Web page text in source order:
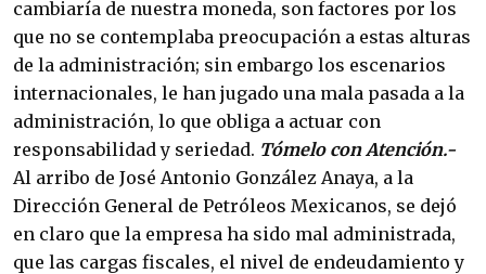
cambiaría de nuestra moneda, son factores por los
que no se contemplaba preocupación a estas alturas
de la administración; sin embargo los escenarios
internacionales, le han jugado una mala pasada a la
administración, lo que obliga a actuar con
responsabilidad y seriedad. Tómelo con Atención.-
Al arribo de José Antonio González Anaya, a la
Dirección General de Petróleos Mexicanos, se dejó
en claro que la empresa ha sido mal administrada,
que las cargas fiscales, el nivel de endeudamiento y